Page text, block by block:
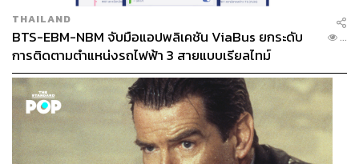
THAILAND
BTS-EBM-NBM จับมือแอปพลิเคชัน ViaBus ยกระดับ
การติดตามตำแหน่งรถไฟฟ้า 3 สายแบบเรียลไทม์
...